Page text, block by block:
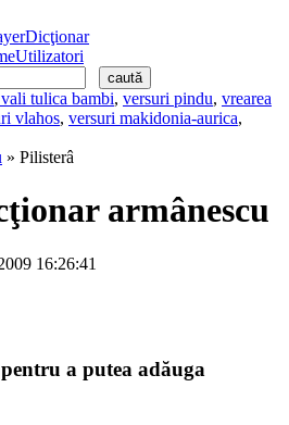
Dicţionar
Utilizatori
tulica bambi, versuri pindu, vrearea
vlahos, versuri makidonia-aurica,
» Pilisterâ
armânescu
16:26:41
a putea adăuga